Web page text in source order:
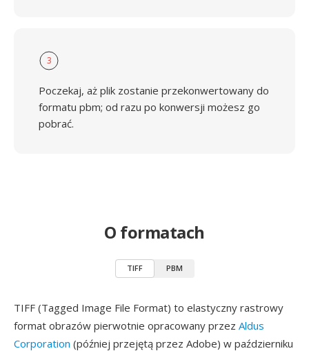
3
Poczekaj, aż plik zostanie przekonwertowany do
formatu pbm; od razu po konwersji możesz go
pobrać.
O formatach
TIFF PBM
TIFF (Tagged Image File Format) to elastyczny rastrowy
format obrazów pierwotnie opracowany przez Aldus
Corporation (później przejętą przez Adobe) w październiku